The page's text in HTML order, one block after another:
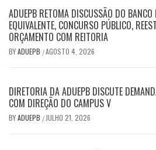
ADUEPB RETOMA DISCUSSÃO DO BANCO
EQUIVALENTE, CONCURSO PÚBLICO,
ORÇAMENTO COM REITORIA
BYADUEPB /AGOSTO 4, 2026
DIRETORIA DA ADUEPB DISCUTE
COM DIREÇÃO DO CAMPUS V
BYADUEPB / JULHO 21, 2026